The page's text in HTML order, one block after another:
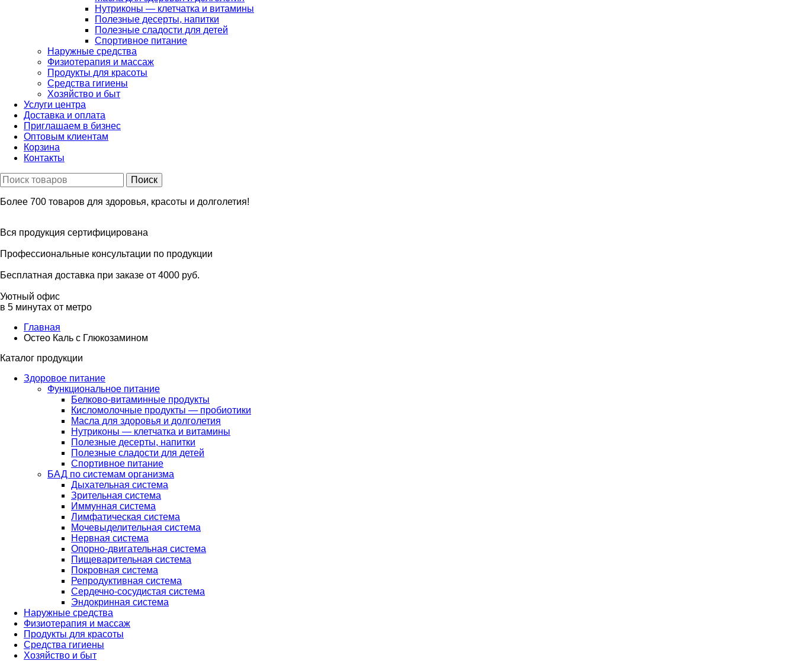
Нутриконы — клетчатка и витамины
Полезные десерты, напитки
Полезные сладости для детей
Спортивное питание
Наружные средства
Физиотерапия и массаж
Продукты для красоты
Средства гигиены
Хозяйство и быт
Услуги центра
Доставка и оплата
Приглашаем в бизнес
Оптовым клиентам
Корзина
Контакты
Более 700 товаров для здоровья, красоты и долголетия!
Вся продукция сертифицирована
Профессиональные консультации по продукции
Бесплатная доставка при заказе от 4000 руб.
Уютный офис
в 5 минутах от метро
Главная
Остео Каль с Глюкозамином
Каталог продукции
Здоровое питание
Функциональное питание
Белково-витаминные продукты
Кисломолочные продукты — пробиотики
Масла для здоровья и долголетия
Нутриконы — клетчатка и витамины
Полезные десерты, напитки
Полезные сладости для детей
Спортивное питание
БАД по системам организма
Дыхательная система
Зрительная система
Иммунная система
Лимфатическая система
Мочевыделительная система
Нервная система
Опорно-двигательная система
Пищеварительная система
Покровная система
Репродуктивная система
Сердечно-сосудистая система
Эндокринная система
Наружные средства
Физиотерапия и массаж
Продукты для красоты
Средства гигиены
Хозяйство и быт